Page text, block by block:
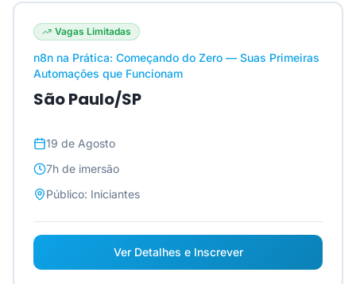
Vagas Limitadas
n8n na Prática: Começando do Zero — Suas Primeiras
Automações que Funcionam
São Paulo/SP
19 de Agosto
7h de imersão
Público: Iniciantes
Ver Detalhes e Inscrever